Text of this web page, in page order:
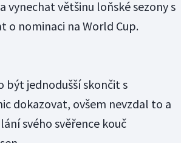
vynechat většinu loňské sezony s
o nominaci na World Cup.
jednodušší skončit s
dokazovat, ovšem nevzdal to a
svého svěřence kouč